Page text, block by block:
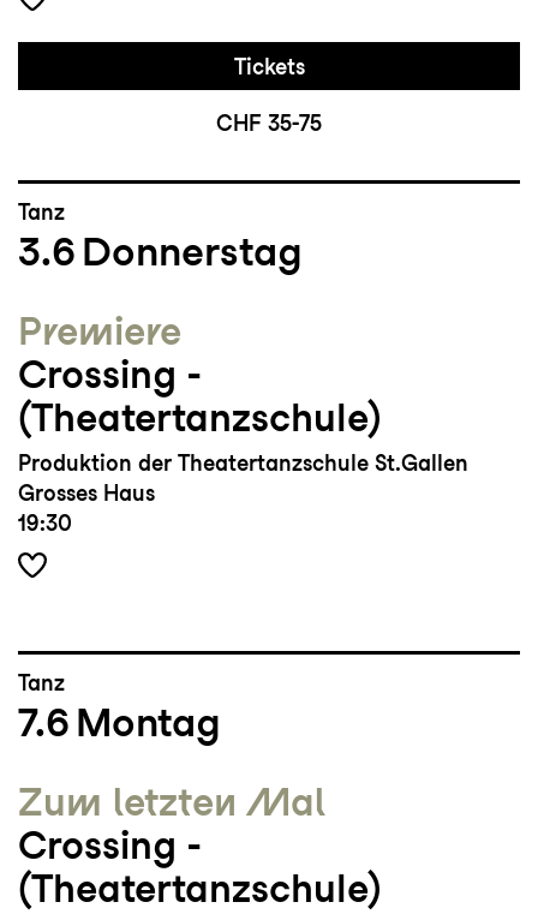
Tickets
CHF 35-75
Tanz
3.6 Donnerstag
Premiere
Crossing ­
(Theatertanzschule)
Produktion der Theatertanzschule St.Gallen
Grosses Haus
19:30
Tanz
7.6 Montag
Zum letzten Mal
Crossing ­
(Theatertanzschule)